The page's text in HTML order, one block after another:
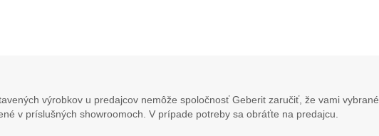
výrobkov u predajcov nemôže spoločnosť Geberit zaručiť, že vami vybrané
v príslušných showroomoch. V prípade potreby sa obráťte na predajcu.